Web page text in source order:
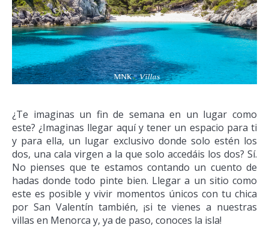
¿Te imaginas un fin de semana en un lugar como
este? ¿Imaginas llegar aquí y tener un espacio para ti
y para ella, un lugar exclusivo donde solo estén los
dos, una cala virgen a la que solo accedáis los dos? Sí.
No pienses que te estamos contando un cuento de
hadas donde todo pinte bien. Llegar a un sitio como
este es posible y vivir momentos únicos con tu chica
por San Valentín también, ¡si te vienes a nuestras
villas en Menorca y, ya de paso, conoces la isla!